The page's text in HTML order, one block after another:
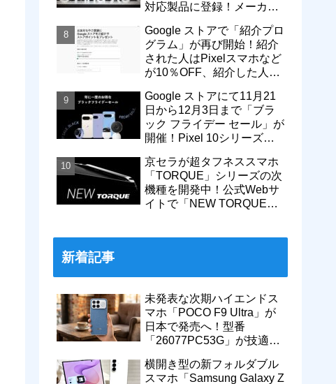
対応製品に登録！メーカー
売へ
Google ストアで「紹介プロ
グラム」が再び開始！紹介
された人はPixelスマホなど
が10％OFF、紹介した人は
ト付与
Google ストアにて11月21
日から12月3日まで「ブラ
ック フライデー セール」が
開催！Pixel 10シリーズや
に
京セラが超タフネススマホ
「TORQUE」シリーズの次
機種を開発中！公式Webサ
イトで「NEW TORQUE」
新着記事
未発表な次期ハイエンドス
マホ「POCO F9 Ultra」が
日本で発売へ！型番
「26077PC53G」が技適通
テリー搭載に
横開き型の新フォルダブル
スマホ「Samsung Galaxy Z